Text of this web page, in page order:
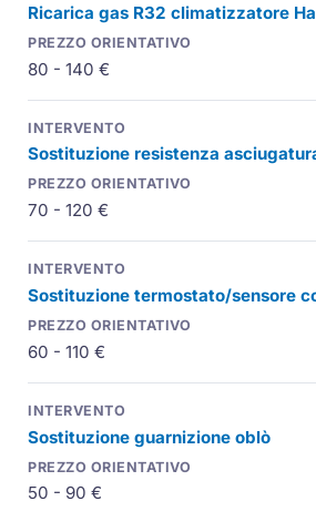
Ricarica gas R32 climatizzatore
80 - 140 €
Sostituzione resistenza
70 - 120 €
Sostituzione termostato/sensore
60 - 110 €
Sostituzione guarnizione oblò
50 - 90 €